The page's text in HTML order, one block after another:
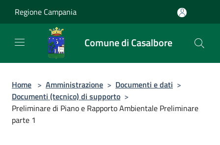
Regione Campania
Comune di Casalbore
Home > Amministrazione > Documenti e dati >
Documenti (tecnico) di supporto >
Preliminare di Piano e Rapporto Ambientale Preliminare
parte 1